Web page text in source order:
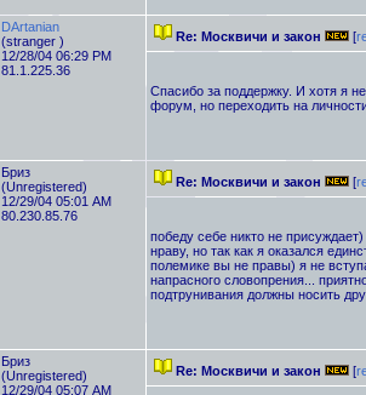
DArtanian
(stranger )
12/28/04 06:29 PM
81.1.225.36
Re: Москвичи и закон [
Спасибо за поддержку. И хотя я
форум, но переходить на
Бриз
(Unregistered)
12/29/04 05:01 AM
80.230.85.76
Re: Москвичи и закон [
победу себе никто не
нраву, но так как я оказался
полемике вы не правы) я не
напрасного словопрения...
подтрунивания должны носить
Бриз
(Unregistered)
12/29/04 05:07 AM
Re: Москвичи и закон [